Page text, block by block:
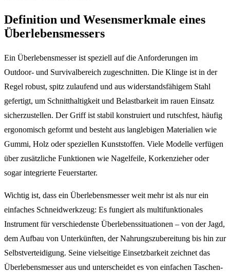
Definition und Wesensmerkmale eines
Überlebensmessers
Ein Überlebensmesser ist speziell auf die Anforderungen im
Outdoor- und Survivalbereich zugeschnitten. Die Klinge ist in der
Regel robust, spitz zulaufend und aus widerstandsfähigem Stahl
gefertigt, um Schnitthaltigkeit und Belastbarkeit im rauen Einsatz
sicherzustellen. Der Griff ist stabil konstruiert und rutschfest, häufig
ergonomisch geformt und besteht aus langlebigen Materialien wie
Gummi, Holz oder speziellen Kunststoffen. Viele Modelle verfügen
über zusätzliche Funktionen wie Nagelfeile, Korkenzieher oder
sogar integrierte Feuerstarter.
Wichtig ist, dass ein Überlebensmesser weit mehr ist als nur ein
einfaches Schneidwerkzeug: Es fungiert als multifunktionales
Instrument für verschiedenste Überlebenssituationen – von der Jagd,
dem Aufbau von Unterkünften, der Nahrungszubereitung bis hin zur
Selbstverteidigung. Seine vielseitige Einsetzbarkeit zeichnet das
Überlebensmesser aus und unterscheidet es von einfachen Taschen-